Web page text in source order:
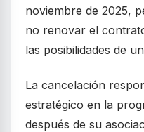
noviembre de 2025,
no renovar el
las posibilidades de
La cancelación
estratégico en la
después de su